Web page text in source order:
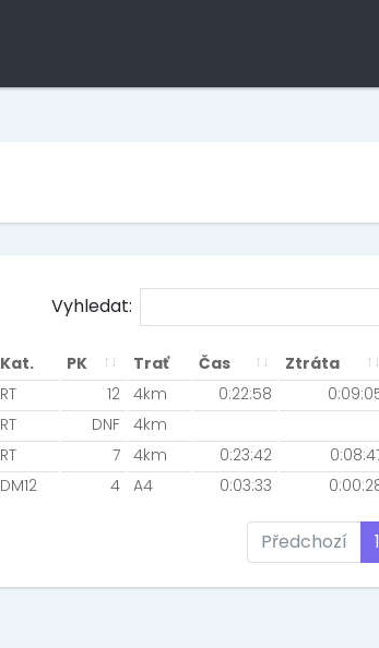
Vyhledat:
Kat. PK Trať Čas Ztráta
RT 12 4km 0:22:58
RT DNF 4km
RT 7 4km 0:23:42
DM12 4 A4 0:03:33
Předchozí 1